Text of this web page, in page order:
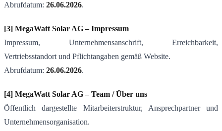
Abrufdatum: 26.06.2026.
[3] MegaWatt Solar AG – Impressum
Impressum, Unternehmensanschrift, Erreichbarkeit,
Vertriebsstandort und Pflichtangaben gemäß Website.
Abrufdatum: 26.06.2026.
[4] MegaWatt Solar AG – Team / Über uns
Öffentlich dargestellte Mitarbeiterstruktur, Ansprechpartner und
Unternehmensorganisation.